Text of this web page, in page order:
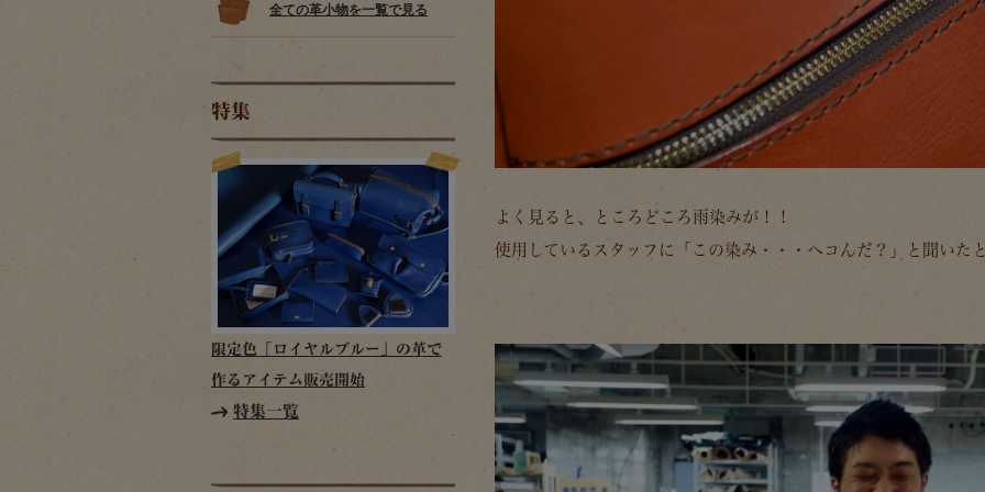
全ての革小物を一覧で見る
特集
限定色「ロイヤルブルー」の革で
作るアイテム販売開始
特集一覧
よく見ると、ところどころ雨染みが！！
使用しているスタッフに「この染み・・・ヘコんだ？」と聞いた